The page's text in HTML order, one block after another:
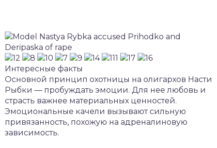
Интересные факты
Основной принцип охотницы на олигархов Насти
Рыбки — пробуждать эмоции. Для нее любовь и
страсть важнее материальных ценностей.
Эмоциональные качели вызывают сильную
привязанность, похожую на адреналиновую
зависимость.